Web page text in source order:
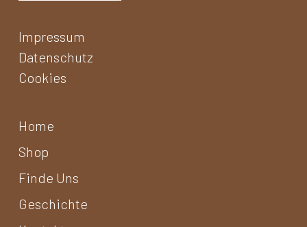
Impressum
Datenschutz
Cookies
Home
Shop
Finde Uns
Geschichte